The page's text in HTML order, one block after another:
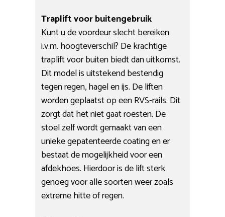
Traplift voor buitengebruik
Kunt u de voordeur slecht bereiken
i.v.m. hoogteverschil? De krachtige
traplift voor buiten biedt dan uitkomst.
Dit model is uitstekend bestendig
tegen regen, hagel en ijs. De liften
worden geplaatst op een RVS-rails. Dit
zorgt dat het niet gaat roesten. De
stoel zelf wordt gemaakt van een
unieke gepatenteerde coating en er
bestaat de mogelijkheid voor een
afdekhoes. Hierdoor is de lift sterk
genoeg voor alle soorten weer zoals
extreme hitte of regen.